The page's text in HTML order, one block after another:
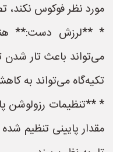
مورد نظر فوکوس نکند،
* **لرزش دست:**
می‌تواند باعث تار شدن
تکیه‌گاه می‌تواند به
* **تنظیمات رزولوشن
مقدار پایینی تنظیم